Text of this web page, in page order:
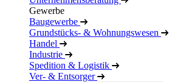
Gewerbe
Baugewerbe
Grundstücks- & Wohnungswesen
Handel
Industrie
Spedition & Logistik
Ver- & Entsorger